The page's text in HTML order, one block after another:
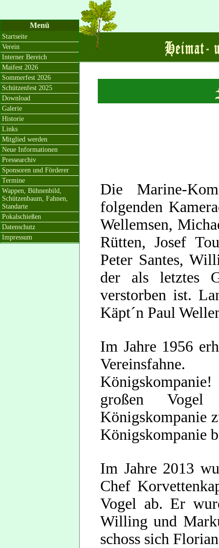
Die Marine-
folgenden
Wellemsen,
Rütten, Josef
Peter Santes,
der als letztes
verstorben ist.
Käpt´n Paul
Im Jahre 1956
großen Vogel
Königskompanie
Königskompanie
Im Jahre 2013
Chef
Vogel ab. Er
Willing und
schoss sich
Menü
Startseite
Verein
Interner Bereich
Maifest 2026
Sommerfest 2026
Schützenfest 2025
Download
Galerie
Historie
Links
Mitglied werden
Neue Informationen
Pressearchiv
Sponsoren und Förderer
Termine
Wappen, Bühnenbild,
Schützenbaum, Fahnen,
Standarte
Pokalschießen
Datenschutz
Impressum